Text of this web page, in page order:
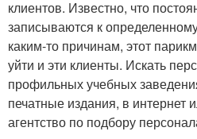
клиентов. Известно, что
записываются к
каким-то причинам, этот
уйти и эти клиенты. Искать
профильных учебных
печатные издания, в интернет
агентство по подбору